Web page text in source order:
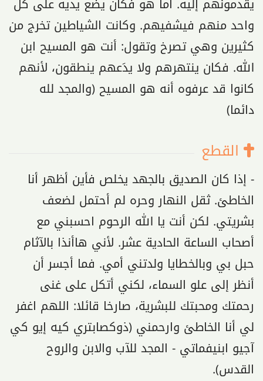
واحد منهم فيشفيهم. وكانت الشياطين تخرج من
كثيرين وهي تصرخ وتقول: أنت هو المسيح ابن
الله. فكان ينتهرهم ولا يدَعهم ينطقون، لأنهم
كانوا قد عرفوه أنه هو المسيح (والمجد لله
دائما)
القطع
- إذا كان الصديق بالجهد يخلص فأين أظهر أنا
الخاطئ. ثقل النهار وحره لم أحتمل لضعف
بشريتي. لكن أنت يا الله الرحوم احسبني مع
أصحاب الساعة الحادية عشر. لأني هاأنذا بالآثام
حبل بي وبالخطايا ولدتني أمي. فما أجسر أن
أنظر إلى علو السماء، لكني أتكل على غنى
رحمتك ومحبتك للبشرية، صارخا قائلا: اللهم اغفر
لي أنا الخاطئ وارحمني (ذوكصابتري كيه إيو كي
آجيو ابنيفماتي - المجد للآب والابن والروح
القدس).